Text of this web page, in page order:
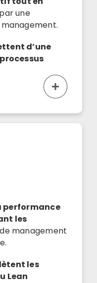
par une
d’une
performance
les
management
les
Lean